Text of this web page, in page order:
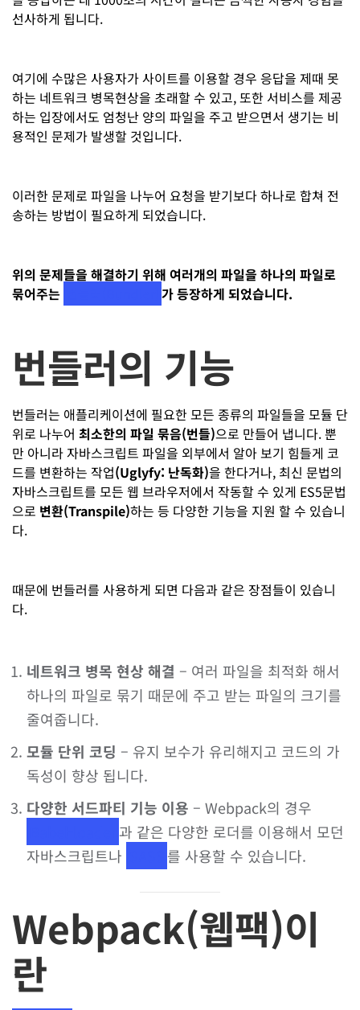
선사하게 됩니다.
여기에 수많은 사용자가 사이트를 이용할 경우 응답을 제때 못
하는 네트워크 병목현상을 초래할 수 있고, 또한 서비스를 제공
하는 입장에서도 엄청난 양의 파일을 주고 받으면서 생기는 비
용적인 문제가 발생할 것입니다.
이러한 문제로 파일을 나누어 요청을 받기보다 하나로 합쳐 전
송하는 방법이 필요하게 되었습니다.
위의 문제들을 해결하기 위해 여러개의 파일을 하나의 파일로
묶어주는
가 등장하게 되었습니다.
번들러의 기능
번들러는 애플리케이션에 필요한 모든 종류의 파일들을 모듈 단
위로 나누어 최소한의 파일 묶음(번들)으로 만들어 냅니다. 뿐
만 아니라 자바스크립트 파일을 외부에서 알아 보기 힘들게 코
드를 변환하는 작업(Uglyfy: 난독화)을 한다거나, 최신 문법의
자바스크립트를 모든 웹 브라우저에서 작동할 수 있게 ES5문법
으로 변환(Transpile)하는 등 다양한 기능을 지원 할 수 있습니
다.
때문에 번들러를 사용하게 되면 다음과 같은 장점들이 있습니
다.
네트워크 병목 현상 해결 – 여러 파일을 최적화 해서
하나의 파일로 묶기 때문에 주고 받는 파일의 크기를
줄여줍니다.
모듈 단위 코딩 – 유지 보수가 유리해지고 코드의 가
독성이 향상 됩니다.
다양한 서드파티 기능 이용 – Webpack의 경우
과 같은 다양한 로더를 이용해서 모던
자바스크립트나
를 사용할 수 있습니다.
Webpack(웹팩)이
란